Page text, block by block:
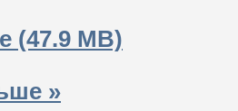
(47.9 MB)
»